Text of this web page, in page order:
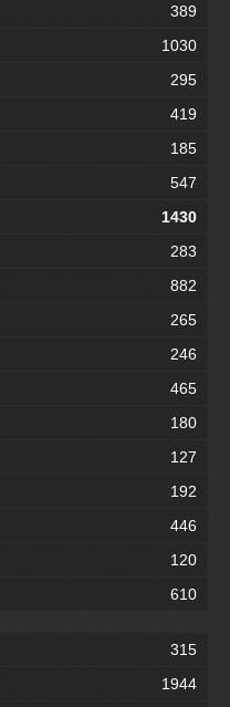
389
1030
295
419
185
547
1430
283
882
265
246
465
180
127
192
446
120
610
315
1944